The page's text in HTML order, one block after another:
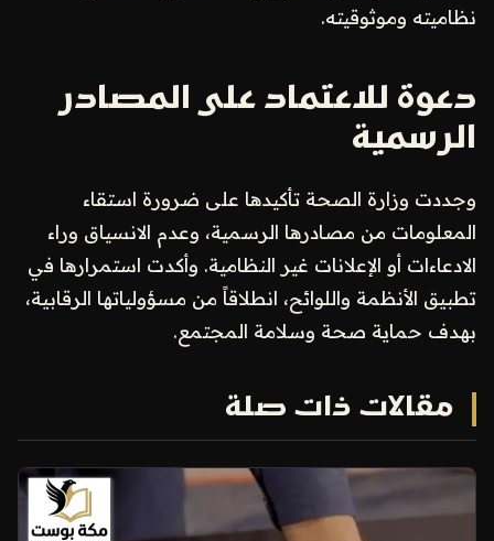
نظاميته وموثوقيته.
دعوة للاعتماد على المصادر
الرسمية
وجددت وزارة الصحة تأكيدها على ضرورة استقاء
المعلومات من مصادرها الرسمية، وعدم الانسياق وراء
الادعاءات أو الإعلانات غير النظامية. وأكدت استمرارها في
تطبيق الأنظمة واللوائح، انطلاقاً من مسؤولياتها الرقابية،
بهدف حماية صحة وسلامة المجتمع.
مقالات ذات صلة